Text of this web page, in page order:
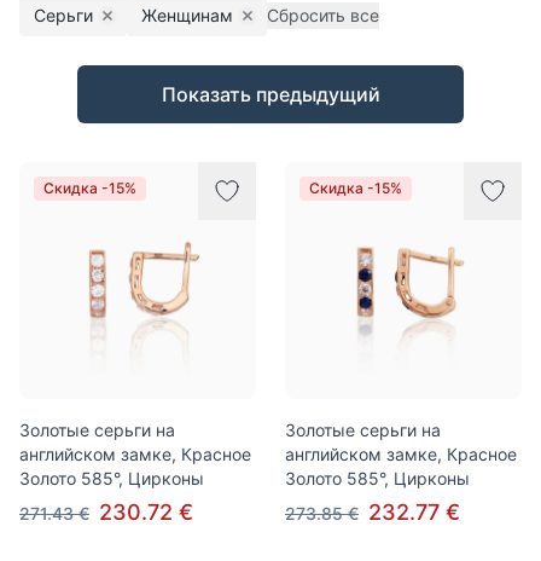
Серьги Remove filter
Женщинам Remove filter
Сбросить все
Товары
Показать предыдущий
Скидка -15%
Золотые серьги на
английском замке, Красное
Золото 585°, Цирконы
271.43 € 230.72 €
Скидка -15%
Золотые серьги на
английском замке, Красное
Золото 585°, Цирконы
273.85 € 232.77 €